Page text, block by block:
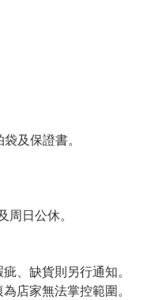
及保證書。
日公休。
、缺貨則另行通知。
店家無法掌控範圍。